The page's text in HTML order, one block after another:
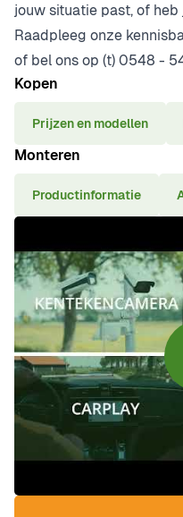
jouw situatie past, of
Raadpleeg onze
of bel ons op (t)0548 -
Kopen
Prijzen en modellen
Monteren
Productinformatie